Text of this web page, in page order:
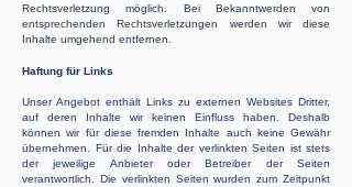
Rechtsverletzung möglich. Bei Bekanntwerden von
entsprechenden Rechtsverletzungen werden wir diese
Inhalte umgehend entfernen.
Haftung für Links
Unser Angebot enthält Links zu externen Websites Dritter,
auf deren Inhalte wir keinen Einfluss haben. Deshalb
können wir für diese fremden Inhalte auch keine Gewähr
übernehmen. Für die Inhalte der verlinkten Seiten ist stets
der jeweilige Anbieter oder Betreiber der Seiten
verantwortlich. Die verlinkten Seiten wurden zum Zeitpunkt